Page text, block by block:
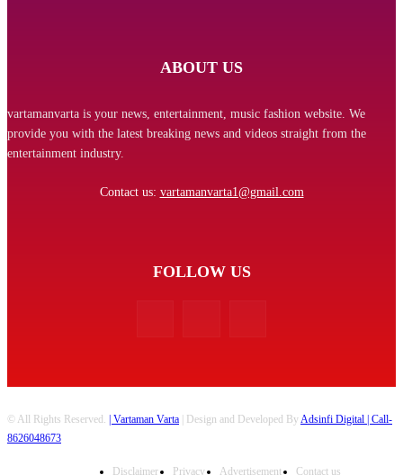
ABOUT US
vartamanvarta is your news, entertainment, music fashion website. We
provide you with the latest breaking news and videos straight from the
entertainment industry.
Contact us: vartamanvarta1@gmail.com
FOLLOW US
© All Rights Reserved. | Vartaman Varta | Design and Developed ByAdsinfi Digital | Call-
8626048673
Disclaimer Privacy Advertisement Contact us